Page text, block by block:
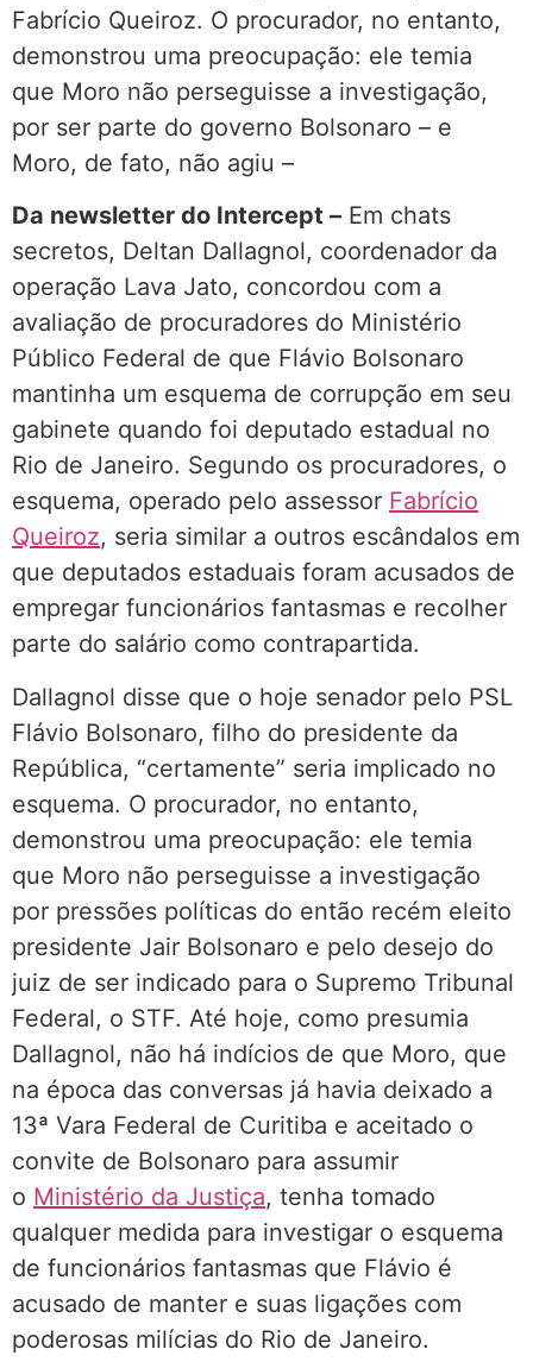
Fabrício Queiroz. O procurador, no entanto,
demonstrou uma preocupação: ele temia
que Moro não perseguisse a investigação,
por ser parte do governo Bolsonaro – e
Moro, de fato, não agiu –
Da newsletter do Intercept – Em chats
secretos, Deltan Dallagnol, coordenador da
operação Lava Jato, concordou com a
avaliação de procuradores do Ministério
Público Federal de que Flávio Bolsonaro
mantinha um esquema de corrupção em seu
gabinete quando foi deputado estadual no
Rio de Janeiro. Segundo os procuradores, o
esquema, operado pelo assessor Fabrício
Queiroz, seria similar a outros escândalos em
que deputados estaduais foram acusados de
empregar funcionários fantasmas e recolher
parte do salário como contrapartida.
Dallagnol disse que o hoje senador pelo PSL
Flávio Bolsonaro, filho do presidente da
República, “certamente” seria implicado no
esquema. O procurador, no entanto,
demonstrou uma preocupação: ele temia
que Moro não perseguisse a investigação
por pressões políticas do então recém eleito
presidente Jair Bolsonaro e pelo desejo do
juiz de ser indicado para o Supremo Tribunal
Federal, o STF. Até hoje, como presumia
Dallagnol, não há indícios de que Moro, que
na época das conversas já havia deixado a
13ª Vara Federal de Curitiba e aceitado o
convite de Bolsonaro para assumir
o Ministério da Justiça, tenha tomado
qualquer medida para investigar o esquema
de funcionários fantasmas que Flávio é
acusado de manter e suas ligações com
poderosas milícias do Rio de Janeiro.